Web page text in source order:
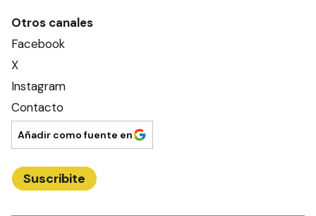
Otros canales
Facebook
X
Instagram
Contacto
Añadir como fuente en
Suscribite